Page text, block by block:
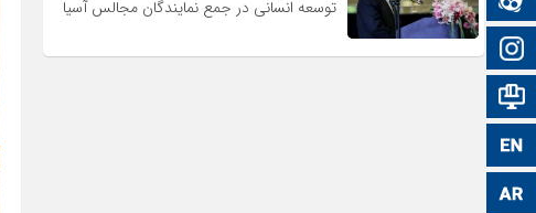
اینستاگرام
توسعه انسانى در جمع نمایندگان مجالس آسیا